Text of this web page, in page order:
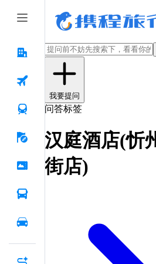
我要提问
问答标签
汉庭酒店(忻
街店)